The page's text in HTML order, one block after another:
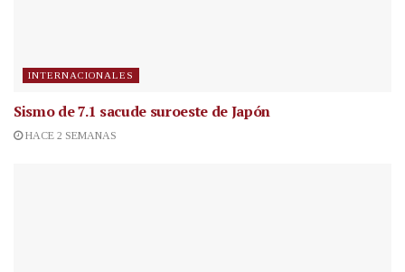
INTERNACIONALES
Sismo de 7.1 sacude suroeste de Japón
HACE 2 SEMANAS